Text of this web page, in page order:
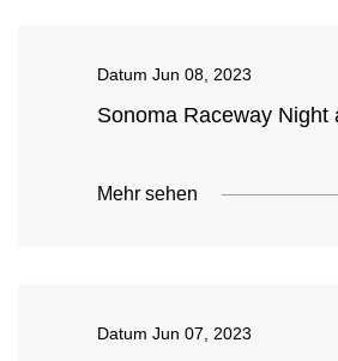
Datum Jun 08, 2023
Sonoma Raceway Night
Mehr sehen
Datum Jun 07, 2023